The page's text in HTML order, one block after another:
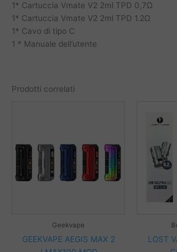
1* Cartuccia Vmate V2 2ml TPD 0,7Ω
1* Cartuccia Vmate V2 2ml TPD 1.2Ω
1* Cavo di tipo C
1 * Manuale dell’utente
Prodotti correlati
Geekvape
GEEKVAPE AEGIS MAX 2
LOST